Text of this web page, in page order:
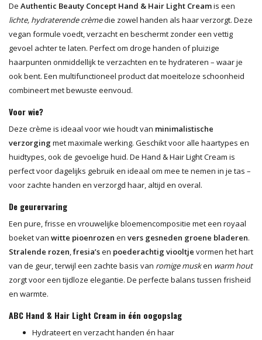
De Authentic Beauty Concept Hand & Hair Light Creamis een
lichte, hydraterende crèmedie zowel handen als haar verzorgt. Deze
vegan formule voedt, verzacht en beschermt zonder een vettig
gevoel achter te laten. Perfect om droge handen of pluizige
haarpunten onmiddellijk te verzachten en te hydrateren – waar je
ook bent. Een multifunctioneel product dat moeiteloze schoonheid
combineert met bewuste eenvoud.
Voor wie?
Deze crème is ideaal voor wie houdt van minimalistische
verzorging met maximale werking. Geschikt voor alle haartypes en
huidtypes, ook de gevoelige huid. De Hand & Hair Light Cream is
perfect voor dagelijks gebruik en ideaal om mee te nemen in je tas –
voor zachte handen en verzorgd haar, altijd en overal.
De geurervaring
Een pure, frisse en vrouwelijke bloemencompositie met een royaal
boeket van witte pioenrozen en vers gesneden groene bladeren.
Stralende rozen fresia’sen poederachtig viooltje vormen het hart
van de geur, terwijl een zachte basis van romige musken warm hout
zorgt voor een tijdloze elegantie. De perfecte balans tussen frisheid
en warmte.
ABC Hand & Hair Light Cream in één oogopslag
Hydrateert en verzacht handen én haar